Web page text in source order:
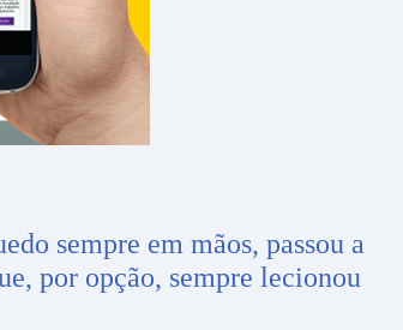
sempre em mãos, passou a
por opção, sempre lecionou